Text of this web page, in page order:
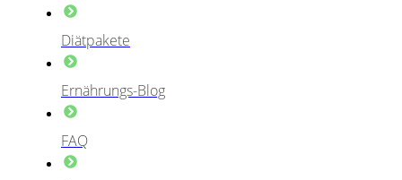
Diätpakete
Ernährungs-Blog
FAQ